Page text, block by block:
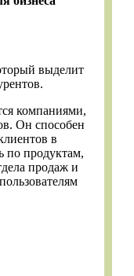
выделит
компаниями,
Он способен
в
по продуктам,
продаж и